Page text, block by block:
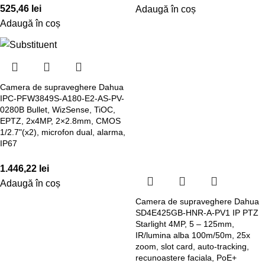
525,46 lei
Adaugă în coș
Adaugă în coș
Camera de supraveghere Dahua
IPC-PFW3849S-A180-E2-AS-PV-
0280B Bullet, WizSense, TiOC,
EPTZ, 2x4MP, 2×2.8mm, CMOS
1/2.7"(x2), microfon dual, alarma,
IP67
1.446,22 lei
Adaugă în coș
Camera de supraveghere Dahua
SD4E425GB-HNR-A-PV1 IP PTZ
Starlight 4MP, 5 – 125mm,
IR/lumina alba 100m/50m, 25x
zoom, slot card, auto-tracking,
recunoastere faciala, PoE+